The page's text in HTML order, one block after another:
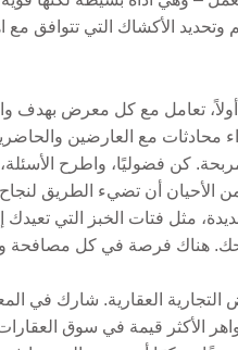
الأكشاك التي تتوافق مع
أولاً، تعامل مع كل معرض بهدف
محادثات مع العارضين
كن فضوليًا، واطرح
مثل فتات الخبز التي تعيدك
هناك فرصة في كل مصافحة
التجارية العقارية. شارك في
الأكثر قيمة في سوق